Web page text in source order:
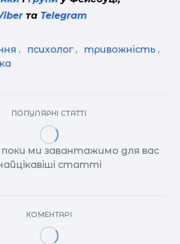
та Telegram
, психолог , тривожність ,
ПОПУЛЯРНІ СТАТТІ
ми завантажимо для вас
статті
КОМЕНТАРІ